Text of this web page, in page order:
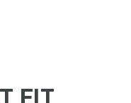
FIT